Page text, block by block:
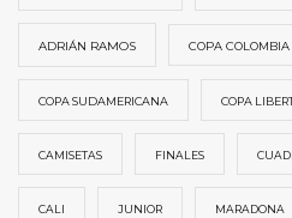
ADRIÁN RAMOS COPA COLOMBIA
COPA SUDAMERICANA COPA
CAMISETAS FINALES
CALI JUNIOR MARADONA